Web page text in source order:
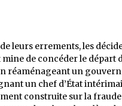
leurs errements, les
de concéder le départ
réaménageant un
un chef d’État
construite sur la